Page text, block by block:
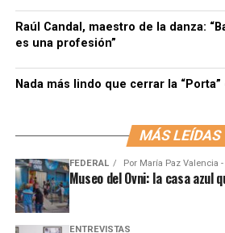
Raúl Candal, maestro de la danza:
es una profesión”
Nada más lindo que cerrar la
MÁS LEÍDAS
FEDERAL Por María Paz Valencia -
Museo del Ovni: la casa azul
ENTREVISTAS